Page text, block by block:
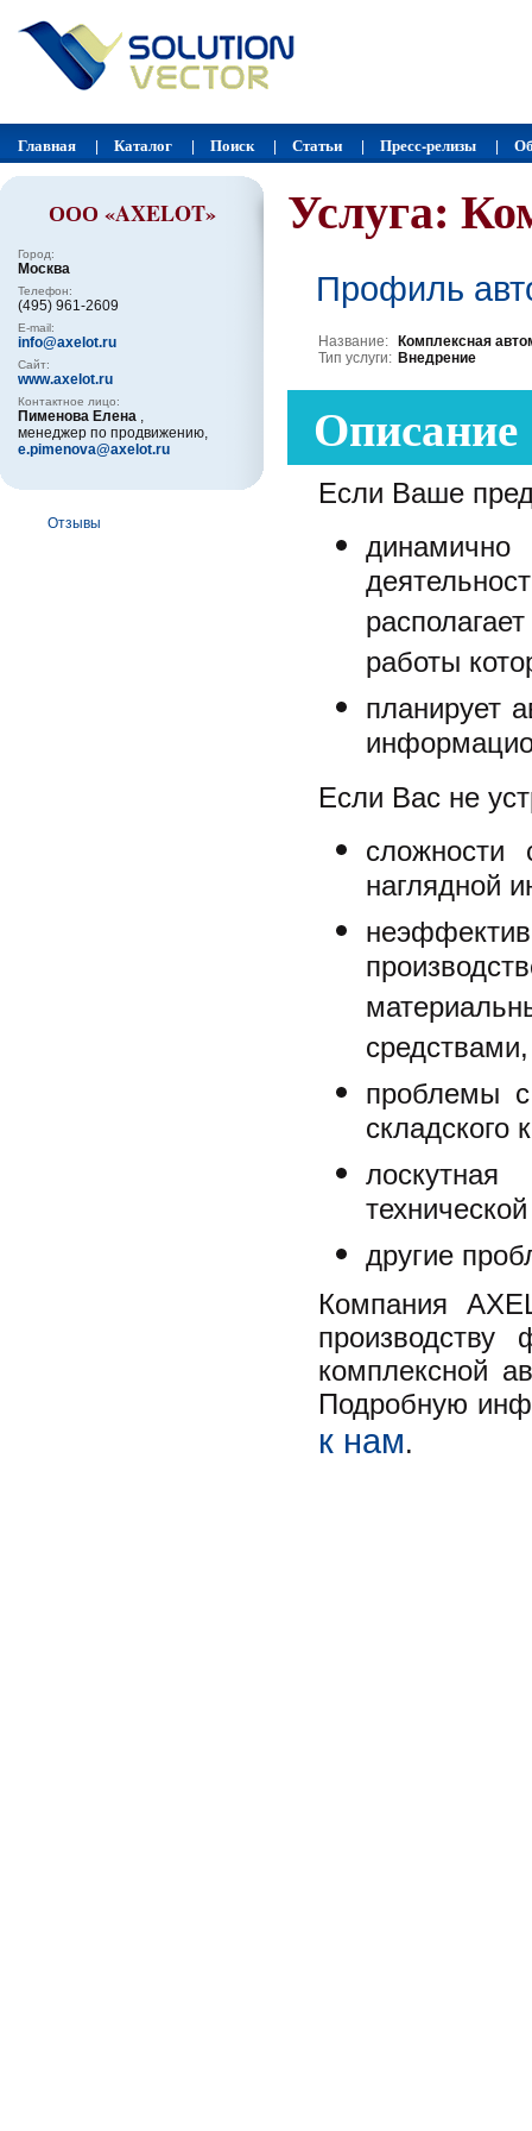
Главная Каталог Поиск Статьи Пресс-релизы
ООО «AXELOT»
Город:
Москва
Телефон:
(495) 961-2609
E-mail:
info@axelot.ru
Сайт:
www.axelot.ru
Контактное лицо:
Пименова Елена ,
менеджер по продвижению,
e.pimenova@axelot.ru
Отзывы
Услуга:
Профиль
Название:
Комплексная
Тип услуги: Внедрение
Описание
Если Ваше
динамично
работы
планирует
Если Вас не
сложности
наглядной
проблемы
складского
лоскутная
другие
Компания
комплексной
Подробную
к нам.